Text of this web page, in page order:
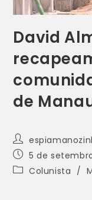
David
de
5 de
Colunista /